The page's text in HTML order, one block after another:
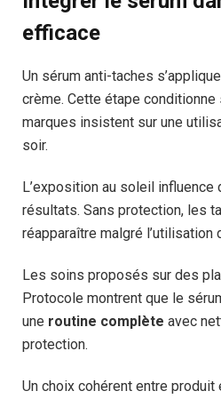
efficace
Un sérum anti-taches
crème. Cette étape
marques insistent sur une
soir.
L’exposition au soleil influence
résultats. Sans protection, les
réapparaître malgré l’utilisation
Les soins proposés sur des
Protocole montrent que le
une routine complète avec
protection.
Un choix cohérent entre produit